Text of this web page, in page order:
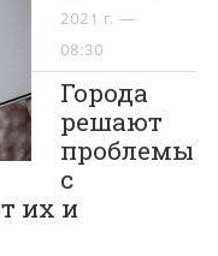
2021 г. —
08:30
Города
решают
проблемы
с
их и